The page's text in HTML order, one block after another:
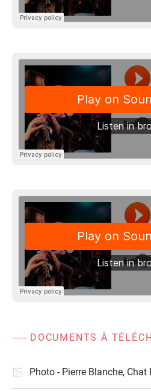
DOCUMENTS À
Photo - Pierre Blanche,